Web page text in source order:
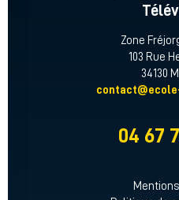
Zone
103 Rue
34130
04 67